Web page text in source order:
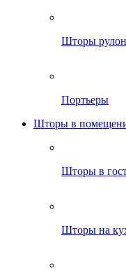
Шторы
Портьеры
Шторы в
Шторы в
Шторы на